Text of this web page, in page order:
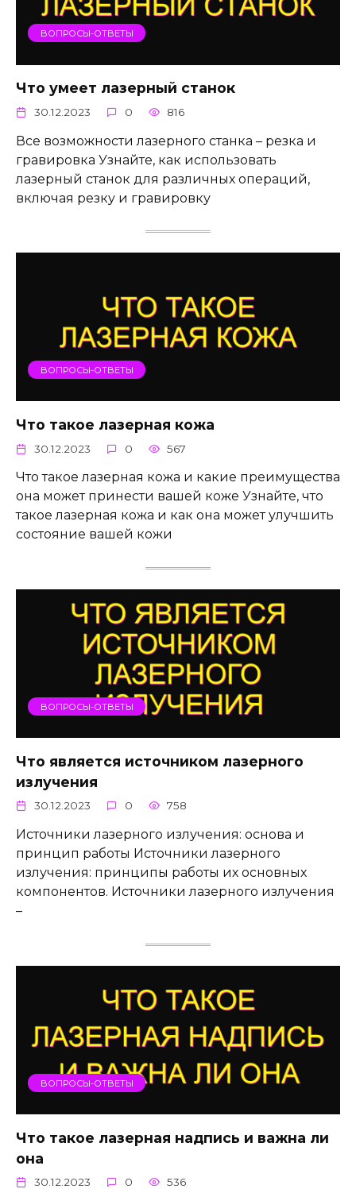
ВОПРОСЫ-ОТВЕТЫ
Что умеет лазерный станок
30.12.2023 0 816
Все возможности лазерного станка – резка и
гравировка Узнайте, как использовать
лазерный станок для различных операций,
включая резку и гравировку
ВОПРОСЫ-ОТВЕТЫ
Что такое лазерная кожа
30.12.2023 0 567
Что такое лазерная кожа и какие преимущества
она может принести вашей коже Узнайте, что
такое лазерная кожа и как она может улучшить
состояние вашей кожи
ВОПРОСЫ-ОТВЕТЫ
Что является источником лазерного
излучения
30.12.2023 0 758
Источники лазерного излучения: основа и
принцип работы Источники лазерного
излучения: принципы работы их основных
компонентов. Источники лазерного излучения
–
ВОПРОСЫ-ОТВЕТЫ
Что такое лазерная надпись и важна ли
она
30.12.2023 0 536